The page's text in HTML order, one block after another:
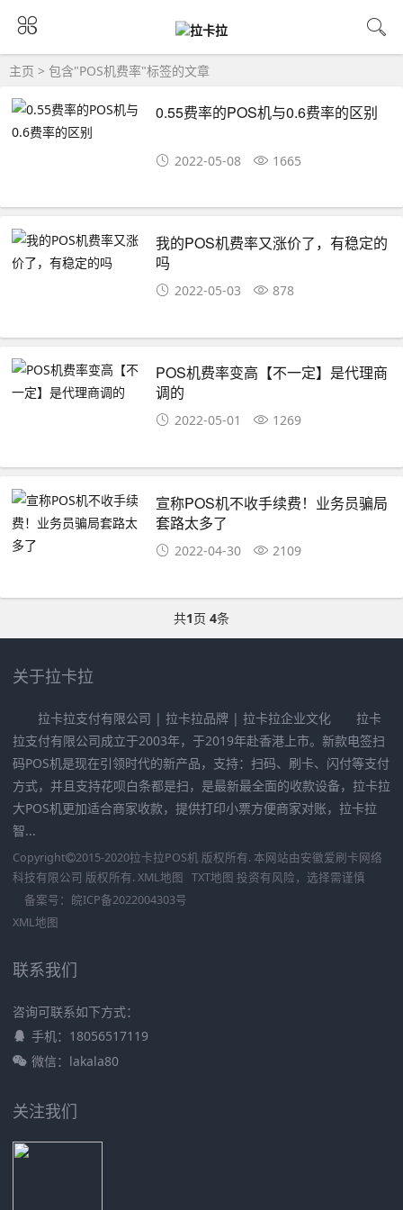
主页 > 包含"POS机费率"标签的文章
0.55费率的POS机与0.6费率的区别
2022-05-08 1665
我的POS机费率又涨价了，有稳定的
吗
2022-05-03 878
POS机费率变高【不一定】是代理商
调的
2022-05-01 1269
宣称POS机不收手续费！业务员骗局
套路太多了
2022-04-30 2109
共1页 4条
关于拉卡拉
拉卡拉支付有限公司 | 拉卡拉品牌 | 拉卡拉企业文化 拉卡
拉支付有限公司成立于2003年，于2019年赴香港上市。新款电签扫
码POS机是现在引领时代的新产品，支持：扫码、刷卡、闪付等支付
方式，并且支持花呗白条都是扫，是最新最全面的收款设备，拉卡拉
大POS机更加适合商家收款，提供打印小票方便商家对账，拉卡拉
智...
Copyright 2015-2020拉卡拉POS机 版权所有. 本网站由安徽爱刷卡网络
科技有限公司 版权所有. XML地图 TXT地图 投资有风险，选择需谨慎
备案号： 皖ICP备2022004303号
XML地图
联系我们
咨询可联系如下方式：
手机：18056517119
微信：lakala80
关注我们